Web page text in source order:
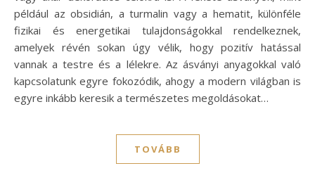
például az obsidián, a turmalin vagy a hematit, különféle
fizikai és energetikai tulajdonságokkal rendelkeznek,
amelyek révén sokan úgy vélik, hogy pozitív hatással
vannak a testre és a lélekre. Az ásványi anyagokkal való
kapcsolatunk egyre fokozódik, ahogy a modern világban is
egyre inkább keresik a természetes megoldásokat…
TOVÁBB